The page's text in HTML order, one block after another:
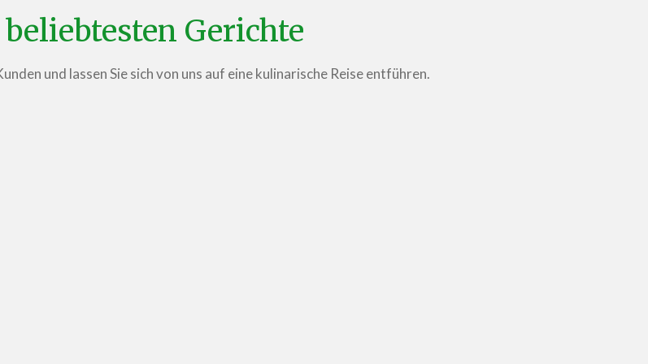
beliebtesten Gerichte
und lassen Sie sich von uns auf eine kulinarische Reise entführen.